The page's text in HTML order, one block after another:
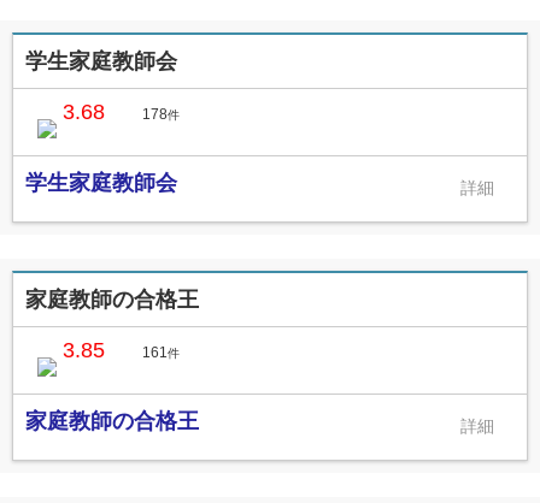
学生家庭教師会
3.68 178件
学生家庭教師会
家庭教師の合格王
3.85 161 件
家庭教師の合格王